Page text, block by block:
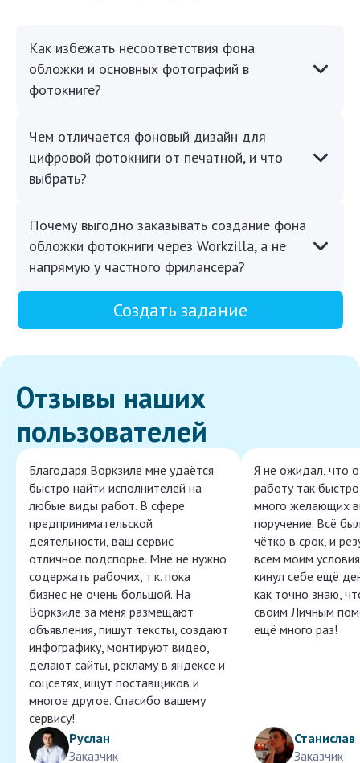
Как избежать несоответствия фона
обложки и основных фотографий в
фотокниге?
Чем отличается фоновый дизайн для
цифровой фотокниги от печатной, и что
выбрать?
Почему выгодно заказывать создание фона
обложки фотокниги через Workzilla, а не
напрямую у частного фрилансера?
Создать задание
Отзывы наших
пользователей
Благодаря Воркзиле мне удаётся
быстро найти исполнителей на
любые виды работ. В сфере
предпринимательской
деятельности, ваш сервис
отличное подспорье. Мне не нужно
содержать рабочих, т.к. пока
бизнес не очень большой. На
Воркзиле за меня размещают
объявления, пишут тексты, создают
инфографику, монтируют видео,
делают сайты, рекламу в яндексе и
соцсетях, ищут поставщиков и
многое другое. Спасибо вашему
сервису!
Руслан
Заказчик
Я не ожидал, что
работу так
много желающих
поручение. Всё
чётко в срок, и
всем моим
кинул себе ещё
как точно знаю,
своим Личным
ещё много раз!
Станислав
Заказчик